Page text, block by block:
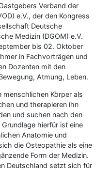
Verband der
e.V., der den Kongress
Deutsche
Medizin (DGOM) e.V.
bis 02. Oktober
in Fachvorträgen und
Dozenten mit den
Atmung, Leben.
Körper als
und therapieren ihn
und suchen nach den
hierfür ist eine
Anatomie und
die Osteopathie als eine
Form der Medizin.
Deutschland setzt sich für